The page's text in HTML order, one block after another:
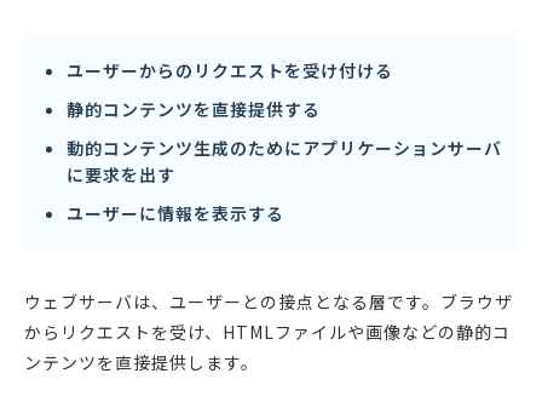
ユーザーからのリクエストを受け付ける
静的コンテンツを直接提供する
動的コンテンツ生成のためにアプリケーションサーバ
に要求を出す
ユーザーに情報を表示する
ウェブサーバは、ユーザーとの接点となる層です。ブラウザ
からリクエストを受け、HTMLファイルや画像などの静的コ
ンテンツを直接提供します。